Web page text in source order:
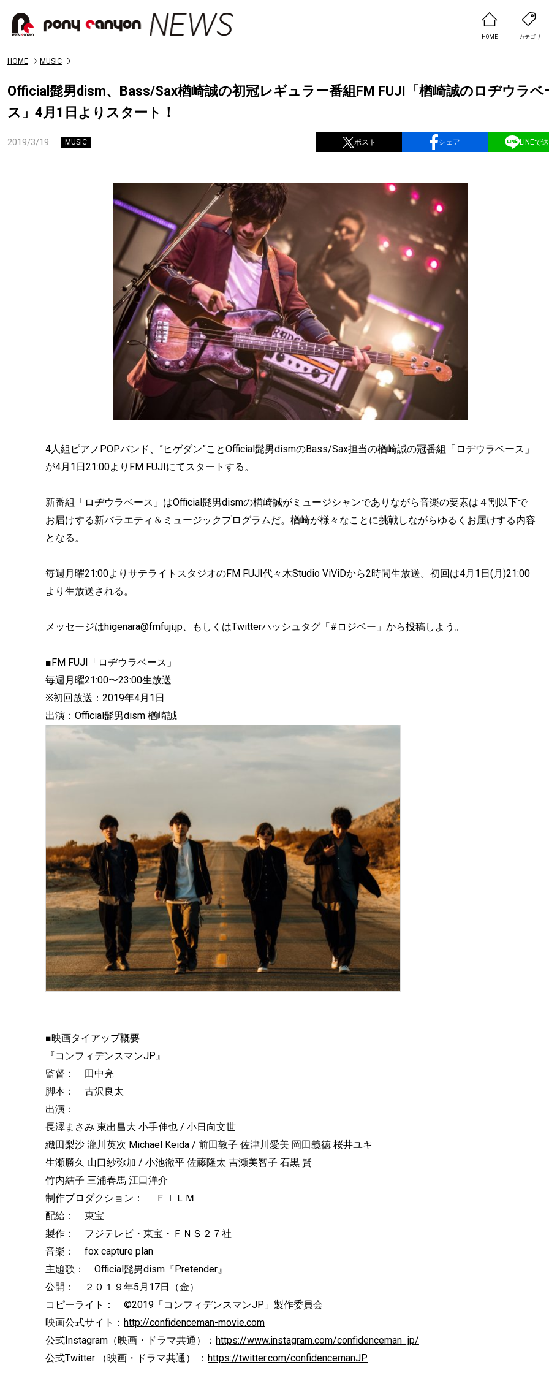
HOME カテゴリ
HOME MUSIC
Official髭男dism、Bass/Sax楢崎誠の初冠レギュラー番組FM FUJI「楢崎誠のロヂウラベ
ス」4月1日よりスタート！
2019/3/19 MUSIC ポスト シェア LINEで
4人組ピアノPOPバンド、”ヒゲダン”ことOfficial髭男dismのBass/Sax担当の楢崎誠の冠番組「ロヂウラベース」
が4月1日21:00よりFM FUJIにてスタートする。
新番組「ロヂウラベース」はOfficial髭男dismの楢崎誠がミュージシャンでありながら音楽の要素は４割以下で
お届けする新バラエティ＆ミュージックプログラムだ。楢崎が様々なことに挑戦しながらゆるくお届けする内容
となる。
毎週月曜21:00よりサテライトスタジオのFM FUJI代々木Studio ViViDから2時間生放送。初回は4月1日(月)21:00
より生放送される。
メッセージはhigenara@fmfuji.jp、もしくはTwitterハッシュタグ「#ロジベー」から投稿しよう。
■FM FUJI「ロヂウラベース」
毎週月曜21:00〜23:00生放送
※初回放送：2019年4月1日
出演：Official髭男dism 楢崎誠
■映画タイアップ概要
『コンフィデンスマンJP』
監督： 田中亮
脚本： 古沢良太
出演：
長澤まさみ 東出昌大 小手伸也 / 小日向文世
織田梨沙 瀧川英次 Michael Keida / 前田敦子 佐津川愛美 岡田義徳 桜井ユキ
生瀬勝久 山口紗弥加 / 小池徹平 佐藤隆太 吉瀬美智子 石黒 賢
竹内結子 三浦春馬 江口洋介
制作プロダクション： ＦＩＬＭ
配給： 東宝
製作： フジテレビ・東宝・ＦＮＳ２７社
音楽： fox capture plan
主題歌： Official髭男dism『Pretender』
公開： ２０１９年5月17日（金）
コピーライト： ©2019「コンフィデンスマンJP」製作委員会
映画公式サイト： http://confidenceman-movie.com
公式Instagram（映画・ドラマ共通）： https://www.instagram.com/confidenceman_jp/
公式Twitter （映画・ドラマ共通） ： https://twitter.com/confidencemanJP